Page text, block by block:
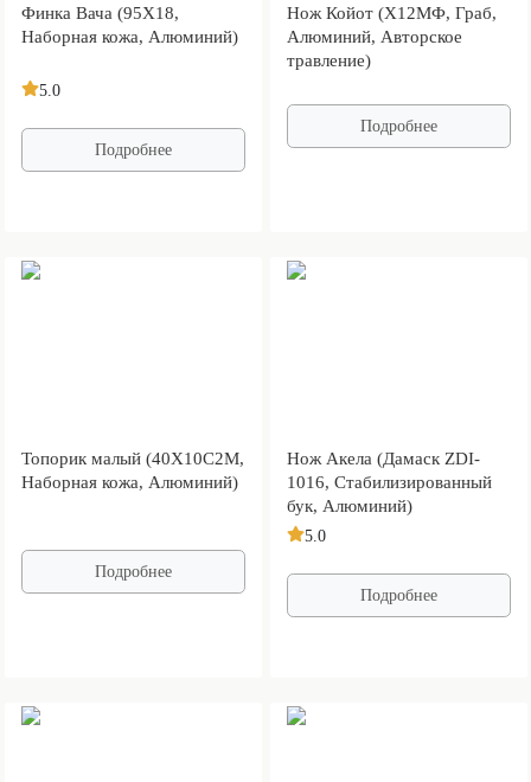
Финка Вача (95Х18,
Наборная кожа, Алюминий)
5.0
Подробнее
Нож Койот (Х12МФ, Граб,
Алюминий, Авторское
травление)
Подробнее
Топорик малый (40Х10С2М,
Наборная кожа, Алюминий)
Подробнее
Нож Акела (Дамаск ZDI-
1016, Стабилизированный
бук, Алюминий)
5.0
Подробнее